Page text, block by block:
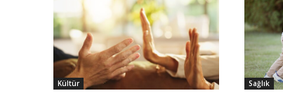
Kültür Sağlık